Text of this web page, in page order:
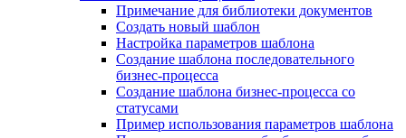
Примечание для библиотеки документов
Создать новый шаблон
Настройка параметров шаблона
Создание шаблона последовательного
бизнес-процесса
Создание шаблона бизнес-процесса со
статусами
Пример использования параметров шаблона